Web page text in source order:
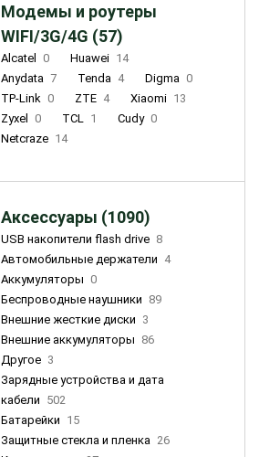
Модемы и роутеры
WIFI/3G/4G (57)
Alcatel 0 Huawei 14
Anydata 7 Tenda 4 Digma 0
TP-Link 0 ZTE 4 Xiaomi 13
Zyxel
0 TCL 1 Cudy 0
Netcraze 14
Аксессуары (1090)
USB накопители flash drive 8
Автомобильные держатели 4
Аккумуляторы 0
Беспроводные наушники 89
Внешние жесткие диски 3
Внешние аккумуляторы 86
Другое 3
Зарядные устройства и дата
кабели 502
Батарейки 15
Защитные стекла и пленка 26